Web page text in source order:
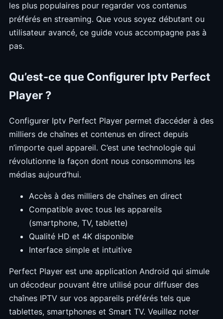
les plus populaires pour regarder vos contenus
préférés en streaming. Que vous soyez débutant ou
utilisateur avancé, ce guide vous accompagne pas à
pas.
Qu’est-ce que Configurer Iptv Perfect
Player ?
Configurer Iptv Perfect Player permet d’accéder à des
milliers de chaînes et contenus en direct depuis
n’importe quel appareil. C’est une technologie qui
révolutionne la façon dont nous consommons les
médias aujourd’hui.
Accès à des milliers de chaînes en direct
Compatible avec tous les appareils
(smartphone, TV, tablette)
Qualité HD et 4K disponible
Interface simple et intuitive
Perfect Player est une application Android qui simule
un décodeur pouvant être utilisé pour diffuser des
chaînes IPTV sur vos appareils préférés tels que
tablettes, smartphones et Smart TV. Veuillez noter